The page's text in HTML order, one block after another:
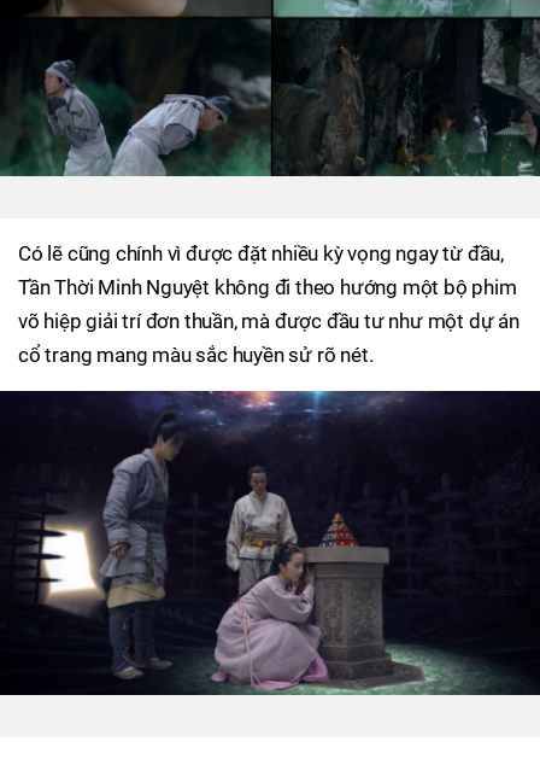
Có lẽ cũng chính vì được đặt nhiều kỳ vọng ngay từ đầu,
Tần Thời Minh Nguyệt không đi theo hướng một bộ phim
võ hiệp giải trí đơn thuần, mà được đầu tư như một dự án
cổ trang mang màu sắc huyền sử rõ nét.